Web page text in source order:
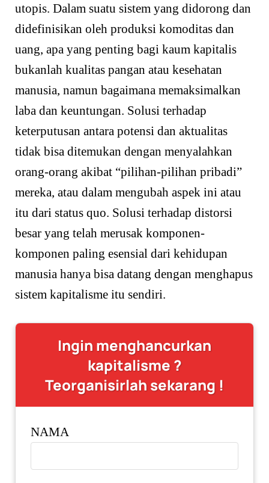
utopis. Dalam suatu sistem yang didorong dan
didefinisikan oleh produksi komoditas dan
uang, apa yang penting bagi kaum kapitalis
bukanlah kualitas pangan atau kesehatan
manusia, namun bagaimana memaksimalkan
laba dan keuntungan. Solusi terhadap
keterputusan antara potensi dan aktualitas
tidak bisa ditemukan dengan menyalahkan
orang-orang akibat “pilihan-pilihan pribadi”
mereka, atau dalam mengubah aspek ini atau
itu dari status quo. Solusi terhadap distorsi
besar yang telah merusak komponen-
komponen paling esensial dari kehidupan
manusia hanya bisa datang dengan menghapus
sistem kapitalisme itu sendiri.
Ingin menghancurkan
kapitalisme ?
Teorganisirlah sekarang !
NAMA